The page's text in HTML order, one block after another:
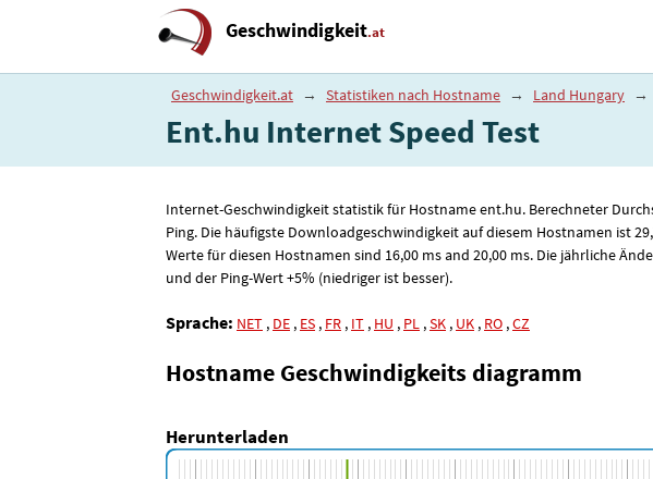
Geschwindigkeit.at
Geschwindigkeit.at → Statistiken nach Hostname → Land Hungary →
Ent.hu Internet Speed ​​Test
Internet-Geschwindigkeit statistik für Hostname ent.hu. Berechneter
Ping. Die häufigste Downloadgeschwindigkeit auf diesem Hostnamen ist 29
Werte für diesen Hostnamen sind 16,00 ms and 20,00 ms. Die jährliche
und der Ping-Wert +5% (niedriger ist besser).
Sprache: NET , DE , ES , FR , IT , HU , PL ,SK , UK , RO ,CZ
Hostname Geschwindigkeits diagramm
Herunterladen